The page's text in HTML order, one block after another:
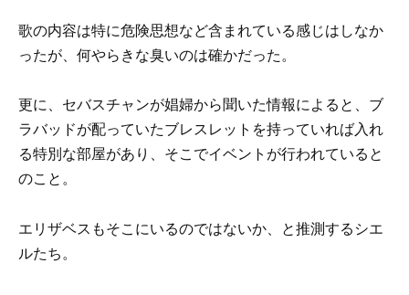
歌の内容は特に危険思想など含まれている感じはしなか
ったが、何やらきな臭いのは確かだった。
更に、セバスチャンが娼婦から聞いた情報によると、ブ
ラバッドが配っていたブレスレットを持っていれば入れ
る特別な部屋があり、そこでイベントが行われていると
のこと。
エリザベスもそこにいるのではないか、と推測するシエ
ルたち。